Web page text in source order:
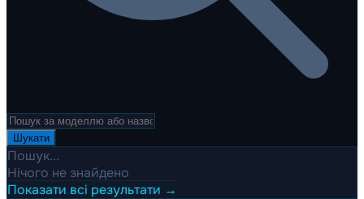
Шукати
Пошук...
Нічого не знайдено
Показати всі результати →